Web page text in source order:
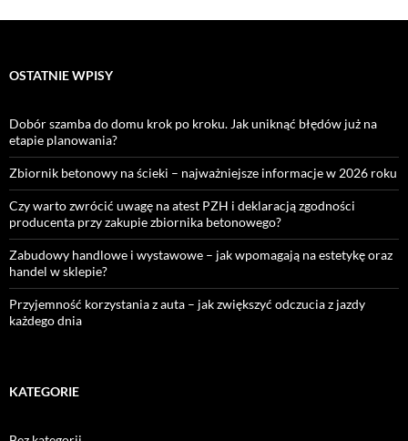
OSTATNIE WPISY
Dobór szamba do domu krok po kroku. Jak uniknąć błędów już na
etapie planowania?
Zbiornik betonowy na ścieki – najważniejsze informacje w 2026 roku
Czy warto zwrócić uwagę na atest PZH i deklaracją zgodności
producenta przy zakupie zbiornika betonowego?
Zabudowy handlowe i wystawowe – jak wpomagają na estetykę oraz
handel w sklepie?
Przyjemność korzystania z auta – jak zwiększyć odczucia z jazdy
każdego dnia
KATEGORIE